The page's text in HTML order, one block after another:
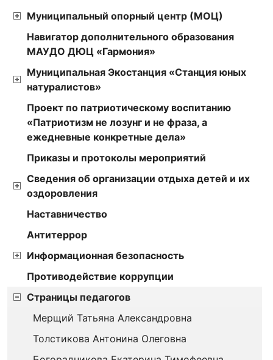
Муниципальный опорный центр (МОЦ)
Навигатор дополнительного образования
МАУДО ДЮЦ «Гармония»
Муниципальная Экостанция «Станция юных
натуралистов»
Проект по патриотическому воспитанию
«Патриотизм не лозунг и не фраза, а
ежедневные конкретные дела»
Приказы и протоколы мероприятий
Сведения об организации отдыха детей и их
оздоровления
Наставничество
Антитеррор
Информационная безопасность
Противодействие коррупции
Страницы педагогов
Мерщий Татьяна Александровна
Толстикова Антонина Олеговна